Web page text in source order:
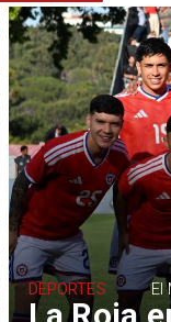
DEPORTES El